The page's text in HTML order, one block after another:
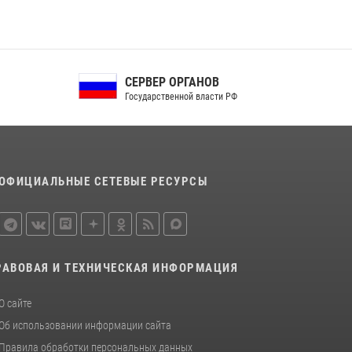
30 июля 2026, 14:27
Росгвардейцы в Орле задержали мужчину по
подозрению в краже
СЕРВЕР ОРГАНОВ
Государственной власти РФ
СЕТЕВЫЕ РЕСУРСЫ
И ТЕХНИЧЕСКАЯ ИНФОРМАЦИЯ
О сайте
Об использовании информации сайта
Правила обработки персональных данных